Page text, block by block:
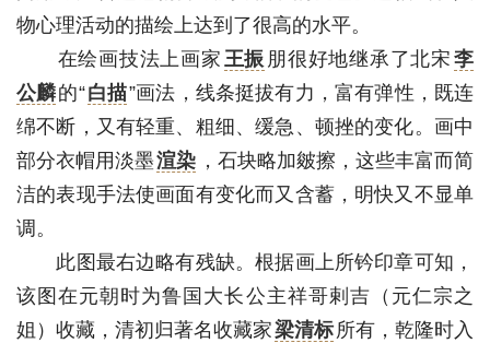
物心理活动的描绘上达到了很高的水平。
在绘画技法上画家 王振 朋很好地继承了北宋 李
公麟的“白描”画法，线条挺拔有力，富有弹性，既连
绵不断，又有轻重、粗细、缓急、顿挫的变化。画中
部分衣帽用淡墨渲染 ，石块略加皴擦，这些丰富而简
洁的表现手法使画面有变化而又含蓄，明快又不显单
调。
此图最右边略有残缺。根据画上所钤印章可知，
该图在元朝时为鲁国大长公主祥哥剌吉（元仁宗之
姐）收藏，清初归著名收藏家梁清标所有，乾隆时入